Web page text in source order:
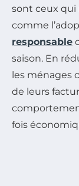
sont ceux qui
comme
responsable
saison. En
les ménages
de leurs
fois